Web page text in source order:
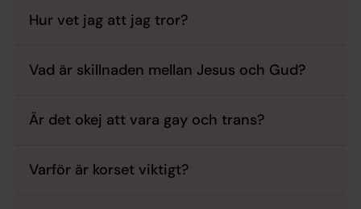
Hur vet jag att jag tror?
Vad är skillnaden mellan Jesus och Gud?
Är det okej att vara gay och trans?
Varför är korset viktigt?